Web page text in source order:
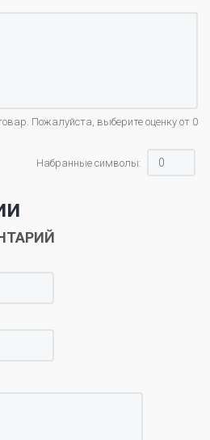
Пожалуйста, выберите оценку от 0
Набранные символы: